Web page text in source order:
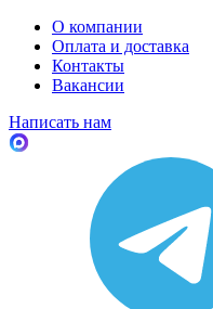
О компании
Оплата и доставка
Контакты
Вакансии
Написать нам